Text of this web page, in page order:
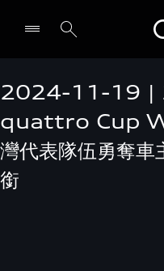
2024-11-19 |
quattro Cup
灣代表隊伍勇奪車
銜